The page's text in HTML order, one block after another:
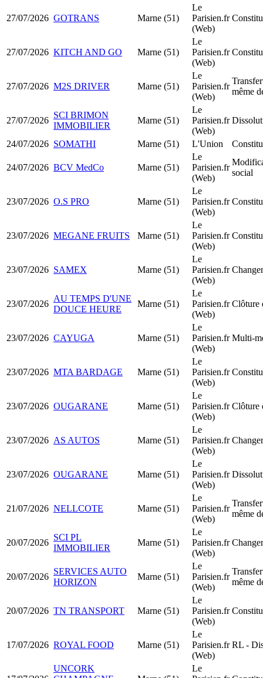
27/07/2026 GOTRANS Marne (51)
Le
Parisien.fr
(Web)
27/07/2026 KITCH AND GO Marne (51)
Le
Parisien.fr
(Web)
27/07/2026 M2S DRIVER Marne (51)
Le
Parisien.fr
(Web)
même
27/07/2026
SCI BRIMON
IMMOBILIER
Marne (51)
Le
Parisien.fr
(Web)
24/07/2026 SOMATHI Marne (51) L'Union
24/07/2026 BCV MedCo Marne (51)
Le
Parisien.fr
(Web)
social
23/07/2026 O.S PRO Marne (51)
Le
Parisien.fr
(Web)
23/07/2026 MEGANE FRUITS Marne (51)
Le
Parisien.fr
(Web)
23/07/2026 SAMEX Marne (51)
Le
Parisien.fr
(Web)
23/07/2026
AU TEMPS D'UNE
DOUCE HEURE
Marne (51)
Le
Parisien.fr
(Web)
Clôture
23/07/2026 CAYUGA Marne (51)
Le
Parisien.fr
(Web)
Multi-
23/07/2026 MTA BARDAGE Marne (51)
Le
Parisien.fr
(Web)
23/07/2026 OUGARANE Marne (51)
Le
Parisien.fr
(Web)
Clôture
23/07/2026 AS AUTOS Marne (51)
Le
Parisien.fr
(Web)
23/07/2026 OUGARANE Marne (51)
Le
Parisien.fr
(Web)
21/07/2026 NELLCOTE Marne (51)
Le
Parisien.fr
(Web)
même
20/07/2026
SCI PL
IMMOBILIER
Marne (51)
Le
Parisien.fr
(Web)
20/07/2026
SERVICES AUTO
HORIZON
Marne (51)
Le
Parisien.fr
(Web)
même
20/07/2026 TN TRANSPORT Marne (51)
Le
Parisien.fr
(Web)
17/07/2026 ROYAL FOOD Marne (51)
Le
Parisien.fr
(Web)
RL -
UNCORK
Le